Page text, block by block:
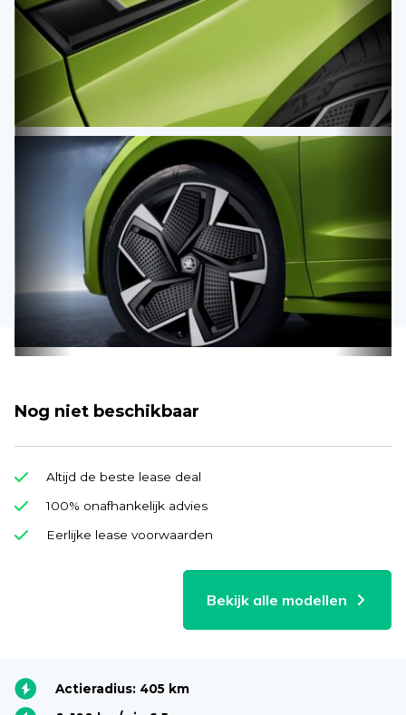
Nog niet beschikbaar
Bekijk alle modellen
Altijd de beste lease deal
100% onafhankelijk advies
Eerlijke lease voorwaarden
Actieradius: 405 km